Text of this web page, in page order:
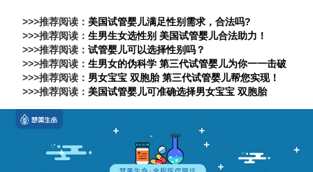
>>>推荐阅读： 美国试管婴儿满足性别需求，合法吗?
>>>推荐阅读： 生男生女选性别 美国试管婴儿合法助力！
>>>推荐阅读： 试管婴儿可以选择性别吗？
>>>推荐阅读： 生男女的伪科学 第三代试管婴儿为你一一击破
>>>推荐阅读： 男女宝宝 双胞胎 第三代试管婴儿帮您实现！
>>>推荐阅读： 美国试管婴儿可准确选择男女宝宝 双胞胎